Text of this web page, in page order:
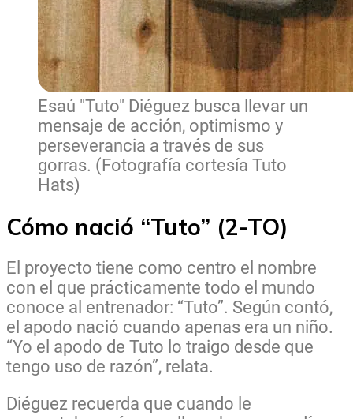
Esaú "Tuto" Diéguez busca llevar un
mensaje de acción, optimismo y
perseverancia a través de sus
gorras. (Fotografía cortesía Tuto
Hats)
Cómo nació “Tuto” (2-TO)
El proyecto tiene como centro el nombre
con el que prácticamente todo el mundo
conoce al entrenador: “Tuto”. Según contó,
el apodo nació cuando apenas era un niño.
“Yo el apodo de Tuto lo traigo desde que
tengo uso de razón”, relata.
Diéguez recuerda que cuando le